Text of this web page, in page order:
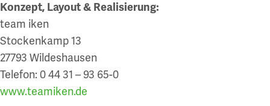
Konzept, Layout & Realisierung:
team iken
Stockenkamp 13
27793 Wildeshausen
Telefon: 0 44 31 – 93 65-0
www.teamiken.de